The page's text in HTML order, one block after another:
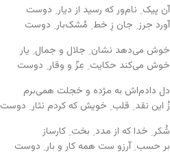
آن پیک ِ نام‌ور که رسید از دیار ِ دوست
آورد حِرز ِ جان زِ خط ِ مُشک‌بار ِ دوست
خوش می‌دهد نشان ِ جلال و جمال ِ یار
خوش می‌کند حکایت ِ عِزّ و وقار ِ دوست
دل دادم‌اش به مژده و خجلت همی‌برم
زْ این نقد ِ قلب ِ خویش که کردم نثار ِ دوست
شُکر ِ خدا که از مدد ِ بخت ِ کارساز
بر حسب ِ آرزو ست همه کار و بار ِ دوست